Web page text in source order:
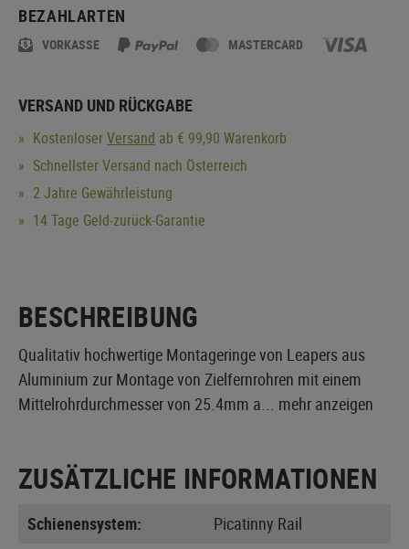
BEZAHLARTEN
VORKASSE MASTERCARD
VERSAND UND RÜCKGABE
KostenloserVersand ab € 99,90 Warenkorb
Schnellster Versand nach Österreich
2 Jahre Gewährleistung
14 Tage Geld-zurück-Garantie
BESCHREIBUNG
Qualitativ hochwertige Montageringe von Leapers aus
Aluminium zur Montage von Zielfernrohren mit einem
Mittelrohrdurchmesser von 25.4mm a... mehr anzeigen
ZUSÄTZLICHE INFORMATIONEN
Schienensystem: Picatinny Rail